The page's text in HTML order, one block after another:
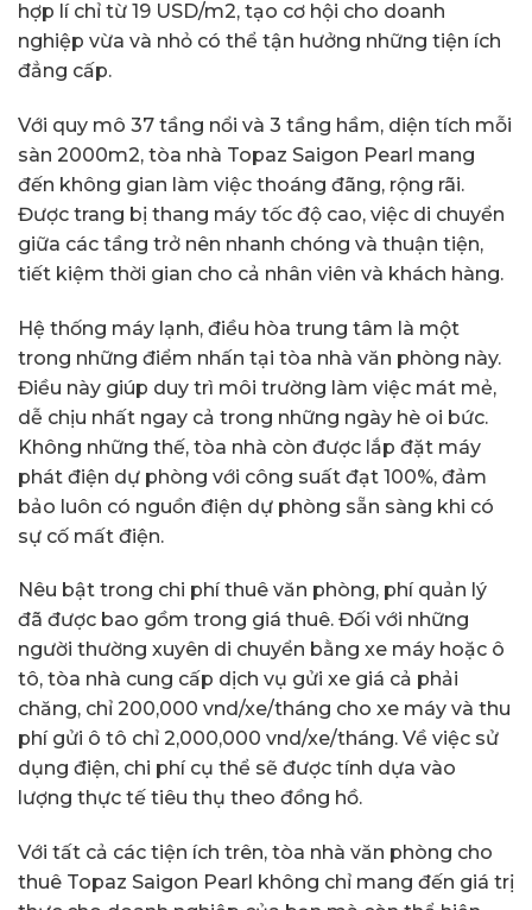
hợp lí chỉ từ 19 USD/m2, tạo cơ hội cho doanh
nghiệp vừa và nhỏ có thể tận hưởng những tiện ích
đẳng cấp.
Với quy mô 37 tầng nổi và 3 tầng hầm, diện tích mỗi
sàn 2000m2, tòa nhà Topaz Saigon Pearl mang
đến không gian làm việc thoáng đãng, rộng rãi.
Được trang bị thang máy tốc độ cao, việc di chuyển
giữa các tầng trở nên nhanh chóng và thuận tiện,
tiết kiệm thời gian cho cả nhân viên và khách hàng.
Hệ thống máy lạnh, điều hòa trung tâm là một
trong những điểm nhấn tại tòa nhà văn phòng này.
Điều này giúp duy trì môi trường làm việc mát mẻ,
dễ chịu nhất ngay cả trong những ngày hè oi bức.
Không những thế, tòa nhà còn được lắp đặt máy
phát điện dự phòng với công suất đạt 100%, đảm
bảo luôn có nguồn điện dự phòng sẵn sàng khi có
sự cố mất điện.
Nêu bật trong chi phí thuê văn phòng, phí quản lý
đã được bao gồm trong giá thuê. Đối với những
người thường xuyên di chuyển bằng xe máy hoặc ô
tô, tòa nhà cung cấp dịch vụ gửi xe giá cả phải
chăng, chỉ 200,000 vnd/xe/tháng cho xe máy và thu
phí gửi ô tô chỉ 2,000,000 vnd/xe/tháng. Về việc sử
dụng điện, chi phí cụ thể sẽ được tính dựa vào
lượng thực tế tiêu thụ theo đồng hồ.
Với tất cả các tiện ích trên, tòa nhà văn phòng cho
thuê Topaz Saigon Pearl không chỉ mang đến giá trị